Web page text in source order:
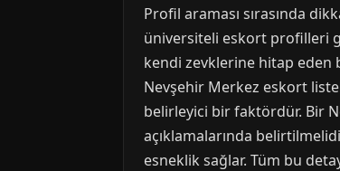
Profil araması sırasında
üniversiteli eskort profilleri
kendi zevklerine hitap
Nevşehir Merkez eskort
belirleyici bir faktördür. Bir
açıklamalarında
esneklik sağlar. Tüm bu